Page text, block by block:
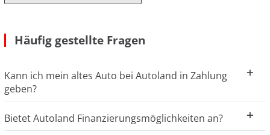
Häufig gestellte Fragen
Kann ich mein altes Auto bei Autoland in Zahlung
geben?
Bietet Autoland Finanzierungsmöglichkeiten an?